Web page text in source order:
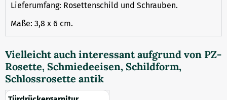
Lieferumfang: Rosettenschild und Schrauben.
Maße: 3,8 x 6 cm.
Vielleicht auch interessant aufgrund von PZ-
Rosette, Schmiedeeisen, Schildform,
Schlossrosette antik